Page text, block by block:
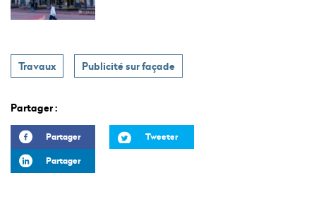
Travaux Publicité sur façade
Partager :
Partager
Tweeter
Partager